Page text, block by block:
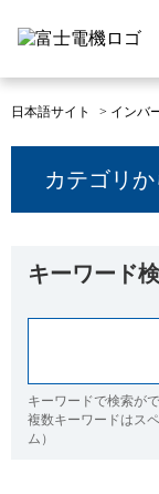
日本語サイト > インバ
カテゴリ
キーワード
キーワードで検索が
複数キーワードはス
ム）